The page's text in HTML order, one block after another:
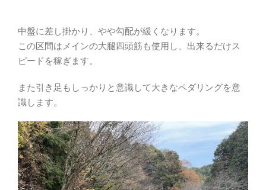
中盤に差し掛かり、やや勾配が緩くなります。
この区間はメインの大腿四頭筋も使用し、出来るだけス
ピードを稼ぎます。
また引き足もしっかりと意識して大きなペダリングを意
識します。